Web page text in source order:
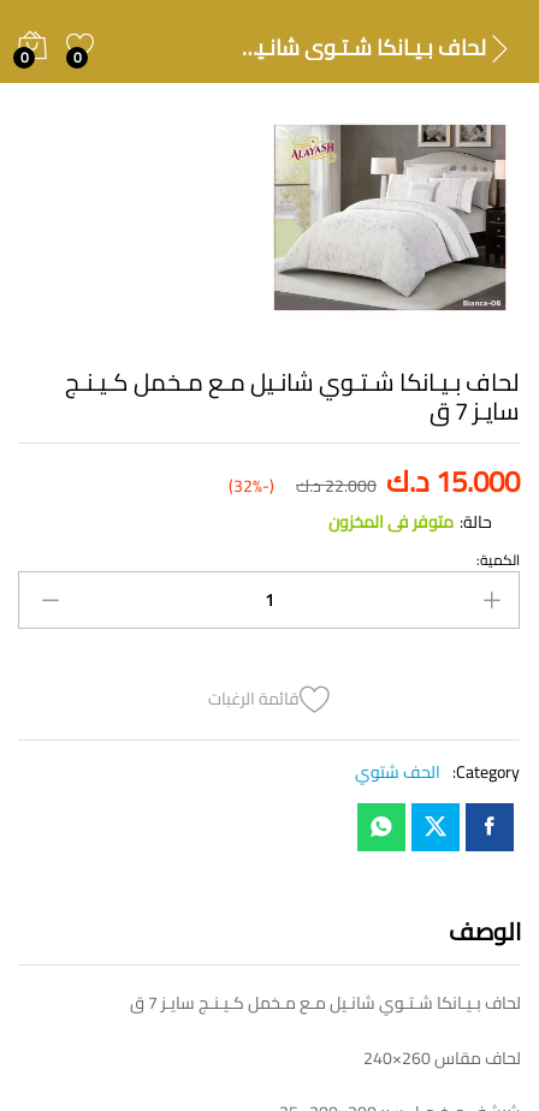
لحاف بـيـانكا شـتـوي شانـيل مـع مـخمل كـيـنـج سايـز 7 ق 0
0
لحاف بـيـانكا شـتـوي شانـيل مـع مـخمل كـيـنـج
سايـز 7 ق
15.000د.ك 22.000د.ك
(-32%)
حالة: متوفر فى المخزون
لحاف
بـيـانكا
شـتـوي
سايـز
7
ق
quantity
الكمية:
قائمة الرغبات
Category: الحف شتوي
الوصف
لحاف بـيـانكا شـتـوي شانـيل مـع مـخمل كـيـنـج سايـز 7 ق
لحاف مقاس 260×240